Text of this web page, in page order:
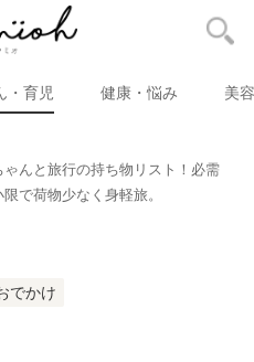
・育児 健康・悩み 美
ゃんと旅行の持ち物リスト！必需
で荷物少なく身軽旅。
でかけ